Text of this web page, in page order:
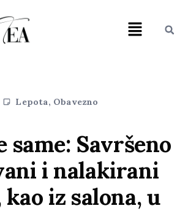
Lepota, Obavezno
same: Savršeno
i nalakirani
iz salona, u